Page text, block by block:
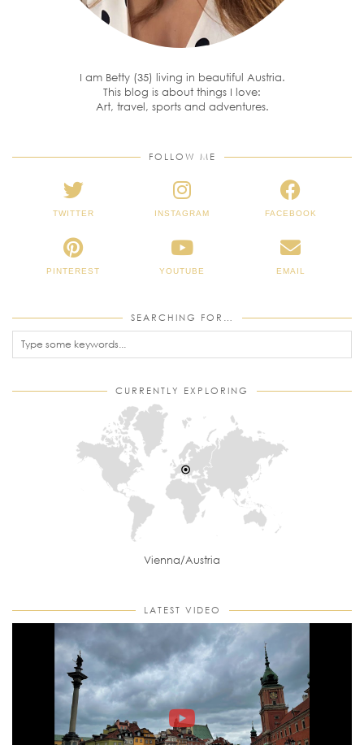
I am Betty (35) living in beautiful Austria.
This blog is about things I love:
Art, travel, sports and adventures.
FOLLOW ME
TWITTER INSTAGRAM FACEBOOK
PINTEREST YOUTUBE EMAIL
SEARCHING FOR…
CURRENTLY EXPLORING
Vienna/Austria
LATEST VIDEO